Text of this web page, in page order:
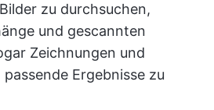
zu durchsuchen,
und gescannten
Zeichnungen und
Ergebnisse zu